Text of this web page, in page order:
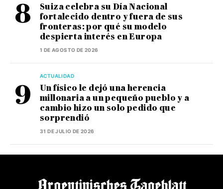
Suiza celebra su Día Nacional
fortalecido dentro y fuera de sus
fronteras: por qué su modelo
despierta interés en Europa
1 DE AGOSTO DE 2026
ACTUALIDAD
Un físico le dejó una herencia
millonaria a un pequeño pueblo y a
cambio hizo un solo pedido que
sorprendió
31 DE JULIO DE 2026